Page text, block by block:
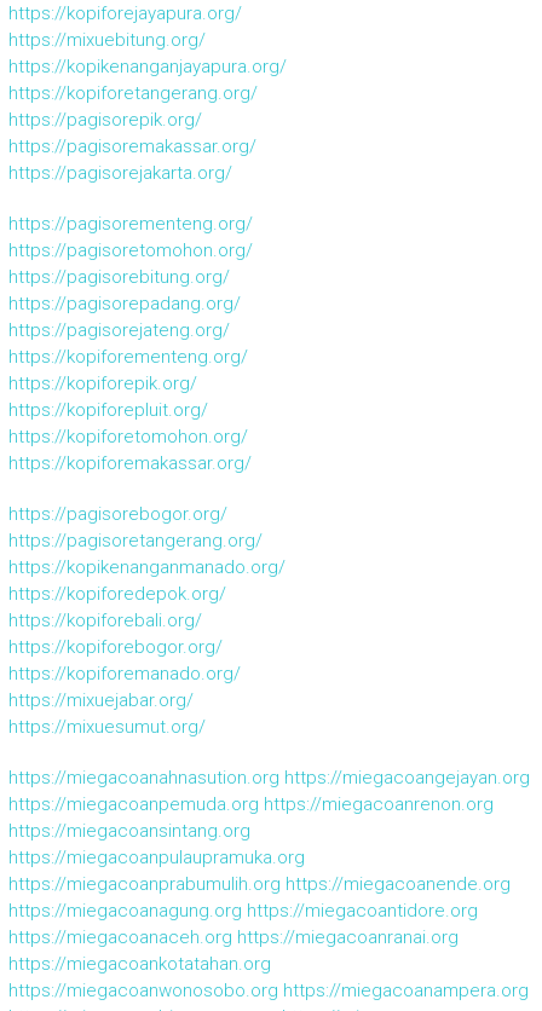
https://kopiforejayapura.org/
https://mixuebitung.org/
https://kopikenanganjayapura.org/
https://kopiforetangerang.org/
https://pagisorepik.org/
https://pagisoremakassar.org/
https://pagisorejakarta.org/
https://pagisorementeng.org/
https://pagisoretomohon.org/
https://pagisorebitung.org/
https://pagisorepadang.org/
https://pagisorejateng.org/
https://kopiforementeng.org/
https://kopiforepik.org/
https://kopiforepluit.org/
https://kopiforetomohon.org/
https://kopiforemakassar.org/
https://pagisorebogor.org/
https://pagisoretangerang.org/
https://kopikenanganmanado.org/
https://kopiforedepok.org/
https://kopiforebali.org/
https://kopiforebogor.org/
https://kopiforemanado.org/
https://mixuejabar.org/
https://mixuesumut.org/
https://miegacoanahnasution.org https://miegacoangejayan.org
https://miegacoanpemuda.org https://miegacoanrenon.org
https://miegacoansintang.org
https://miegacoanpulaupramuka.org
https://miegacoanprabumulih.org https://miegacoanende.org
https://miegacoanagung.org https://miegacoantidore.org
https://miegacoanaceh.org https://miegacoanranai.org
https://miegacoankotatahan.org
https://miegacoanwonosobo.org https://miegacoanampera.org